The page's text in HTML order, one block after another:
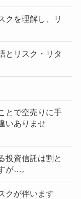
クを理解し、リ
とリスク・リタ
とで空売りに手
いありませ
投資信託は割と
が…。
クが伴います